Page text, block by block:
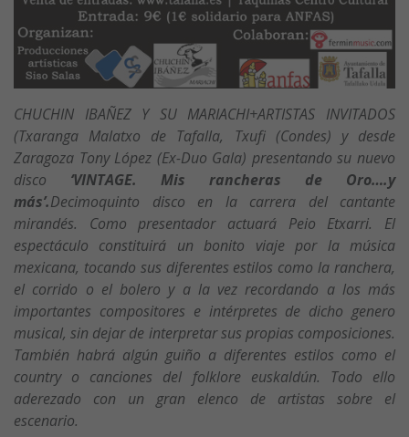
CHUCHIN IBAÑEZ Y SU MARIACHI+ARTISTAS INVITADOS
(Txaranga Malatxo de Tafalla, Txufi (Condes) y desde
Zaragoza Tony López (Ex-Duo Gala) presentando su nuevo
disco ‘VINTAGE. Mis rancheras de Oro….y
más’.Decimoquinto disco en la carrera del cantante
mirandés. Como presentador actuará Peio Etxarri. El
espectáculo constituirá un bonito viaje por la música
mexicana, tocando sus diferentes estilos como la ranchera,
el corrido o el bolero y a la vez recordando a los más
importantes compositores e intérpretes de dicho genero
musical, sin dejar de interpretar sus propias composiciones.
También habrá algún guiño a diferentes estilos como el
country o canciones del folklore euskaldún. Todo ello
aderezado con un gran elenco de artistas sobre el
escenario.